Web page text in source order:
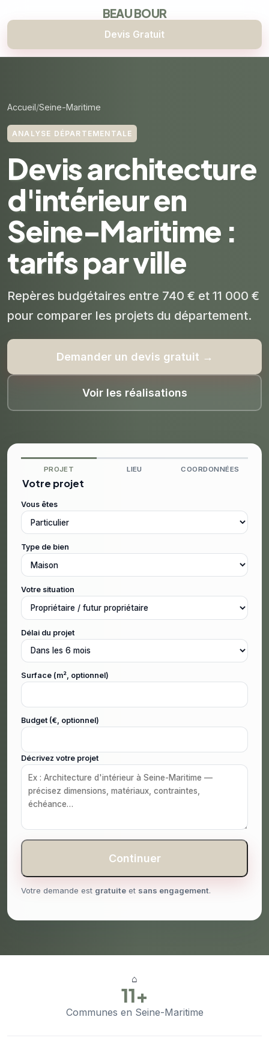
BEAU BOUR
Devis Gratuit
Accueil Seine-Maritime
ANALYSE DÉPARTEMENTALE
Devis architecture
d'intérieur en
Seine-Maritime :
tarifs par ville
Repères budgétaires entre 740 € et 11 000 €
pour comparer les projets du département.
Demander un devis gratuit →
Voir les réalisations
PROJET LIEU COORDONNÉES
Votre projet
Vous êtes
Type de bien
Votre situation
Délai du projet
Surface (m², optionnel)
Budget (€, optionnel)
Décrivez votre projet
Continuer
Votre demande est gratuite et sans engagement.
⌂
11+
Communes en Seine-Maritime